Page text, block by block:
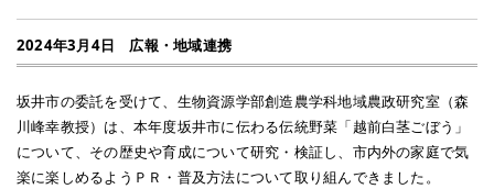
2024年3月4日 広報・地域連携
坂井市の委託を受けて、生物資源学部創造農学科地域農政研究室（森
川峰幸教授）は、本年度坂井市に伝わる伝統野菜「越前白茎ごぼう」
について、その歴史や育成について研究・検証し、市内外の家庭で気
楽に楽しめるようＰＲ・普及方法について取り組んできました。